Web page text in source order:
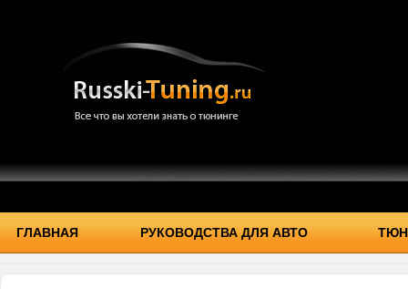
ГЛАВНАЯ РУКОВОДСТВА ДЛЯ АВТО